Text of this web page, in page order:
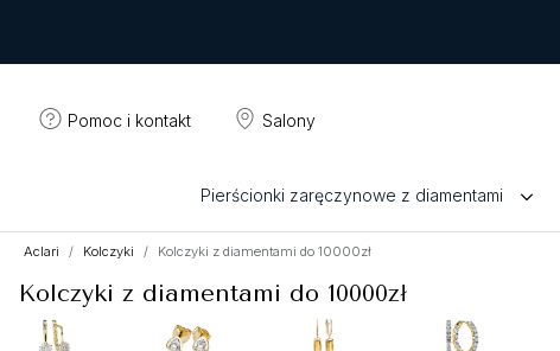
Pomoc i kontakt Salony
Pierścionki zaręczynowe z diamentami
Aclari Kolczyki Kolczyki z diamentami do 10000zł
Kolczyki z diamentami do 10000zł